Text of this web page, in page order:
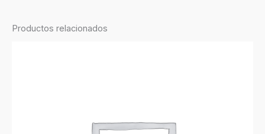
Productos relacionados